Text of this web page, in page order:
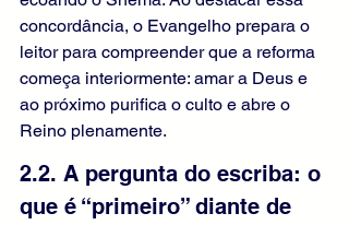
concordância, o Evangelho prepara o
leitor para compreender que a reforma
começa interiormente: amar a Deus e
ao próximo purifica o culto e abre o
Reino plenamente.
2.2. A pergunta do escriba: o
que é “primeiro” diante de